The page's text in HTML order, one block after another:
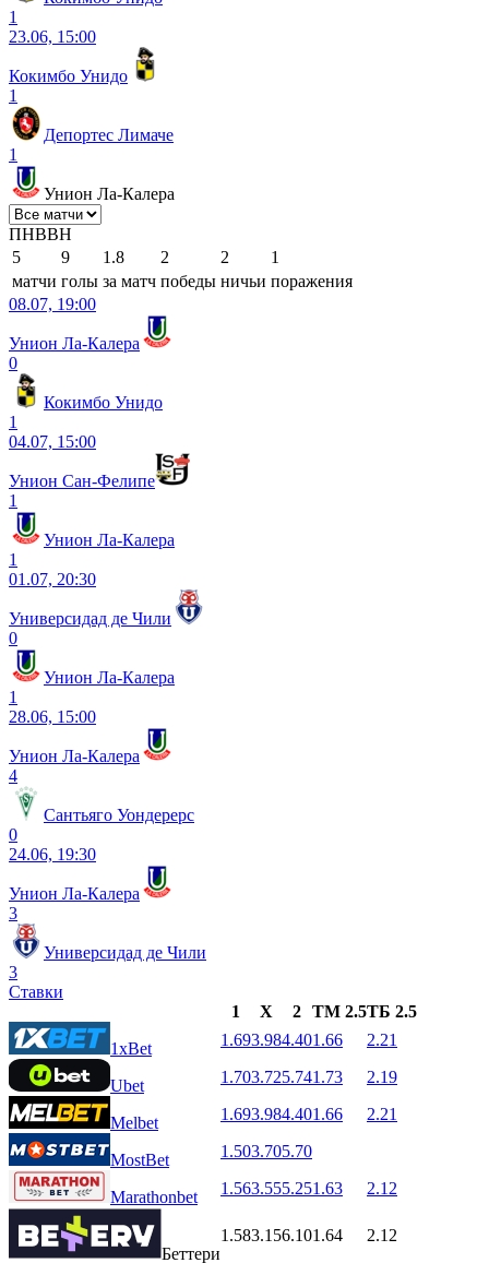
1
23.06, 15:00
Кокимбо Унидо
1
Депортес Лимаче
1
Унион Ла-Калера
ПНВВН
5
9 1.8 2 2
1
матчи голы за матч победы ничьи поражения
08.07, 19:00
Унион Ла-Калера
0
Кокимбо Унидо
1
04.07, 15:00
Унион Сан-Фелипе
1
Унион Ла-Калера
1
01.07, 20:30
Универсидад де Чили
0
Унион Ла-Калера
1
28.06, 15:00
Унион Ла-Калера
4
Сантьяго Уондерерс
0
24.06, 19:30
Унион Ла-Калера
3
Универсидад де Чили
3
Ставки
1
X 2 ТМ 2.5ТБ 2.5
1xBet
1.693.984.401.66 2.21
Ubet 1.703.725.741.73 2.19
Melbet 1.693.984.401.66 2.21
MostBet 1.503.705.70
Marathonbet 1.563.555.251.63 2.12
Беттери
1.583.156.101.64 2.12